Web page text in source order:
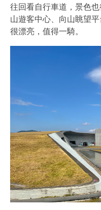
往回看自行車道，景色
山遊客中心、向山眺望
很漂亮，值得一騎。